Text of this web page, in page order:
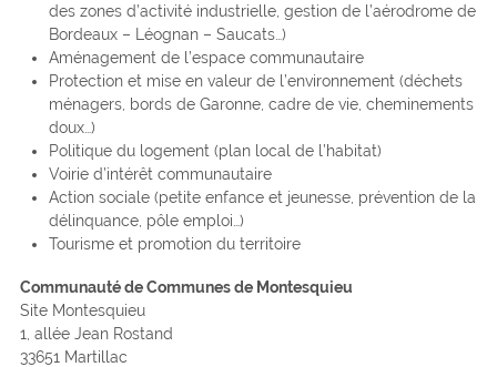
des zones d’activité industrielle, gestion de l’aérodrome de
Bordeaux – Léognan – Saucats…)
Aménagement de l’espace communautaire
Protection et mise en valeur de l’environnement (déchets
ménagers, bords de Garonne, cadre de vie, cheminements
doux…)
Politique du logement (plan local de l’habitat)
Voirie d’intérêt communautaire
Action sociale (petite enfance et jeunesse, prévention de la
délinquance, pôle emploi…)
Tourisme et promotion du territoire
Communauté de Communes de Montesquieu
Site Montesquieu
1, allée Jean Rostand
33651 Martillac